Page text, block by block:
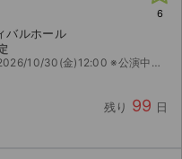
バルホール
場合、券面金額(定価)での払い戻しになります。
残り 99 日
6